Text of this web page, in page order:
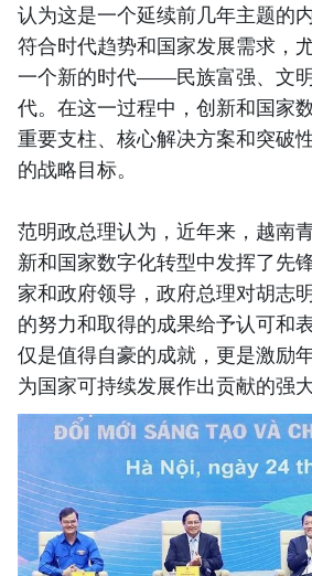
认为这是一个延续前几年主题的
符合时代趋势和国家发展需求，
一个新的时代——民族富强、文
代。在这一过程中，创新和国家
重要支柱、核心解决方案和突破
的战略目标。
范明政总理认为，近年来，越南
新和国家数字化转型中发挥了先
家和政府领导，政府总理对胡志
的努力和取得的成果给予认可和
仅是值得自豪的成就，更是激励
为国家可持续发展作出贡献的强大